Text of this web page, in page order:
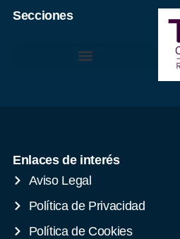
Secciones
Enlaces de interés
Aviso Legal
Política de Privacidad
Política de Cookies